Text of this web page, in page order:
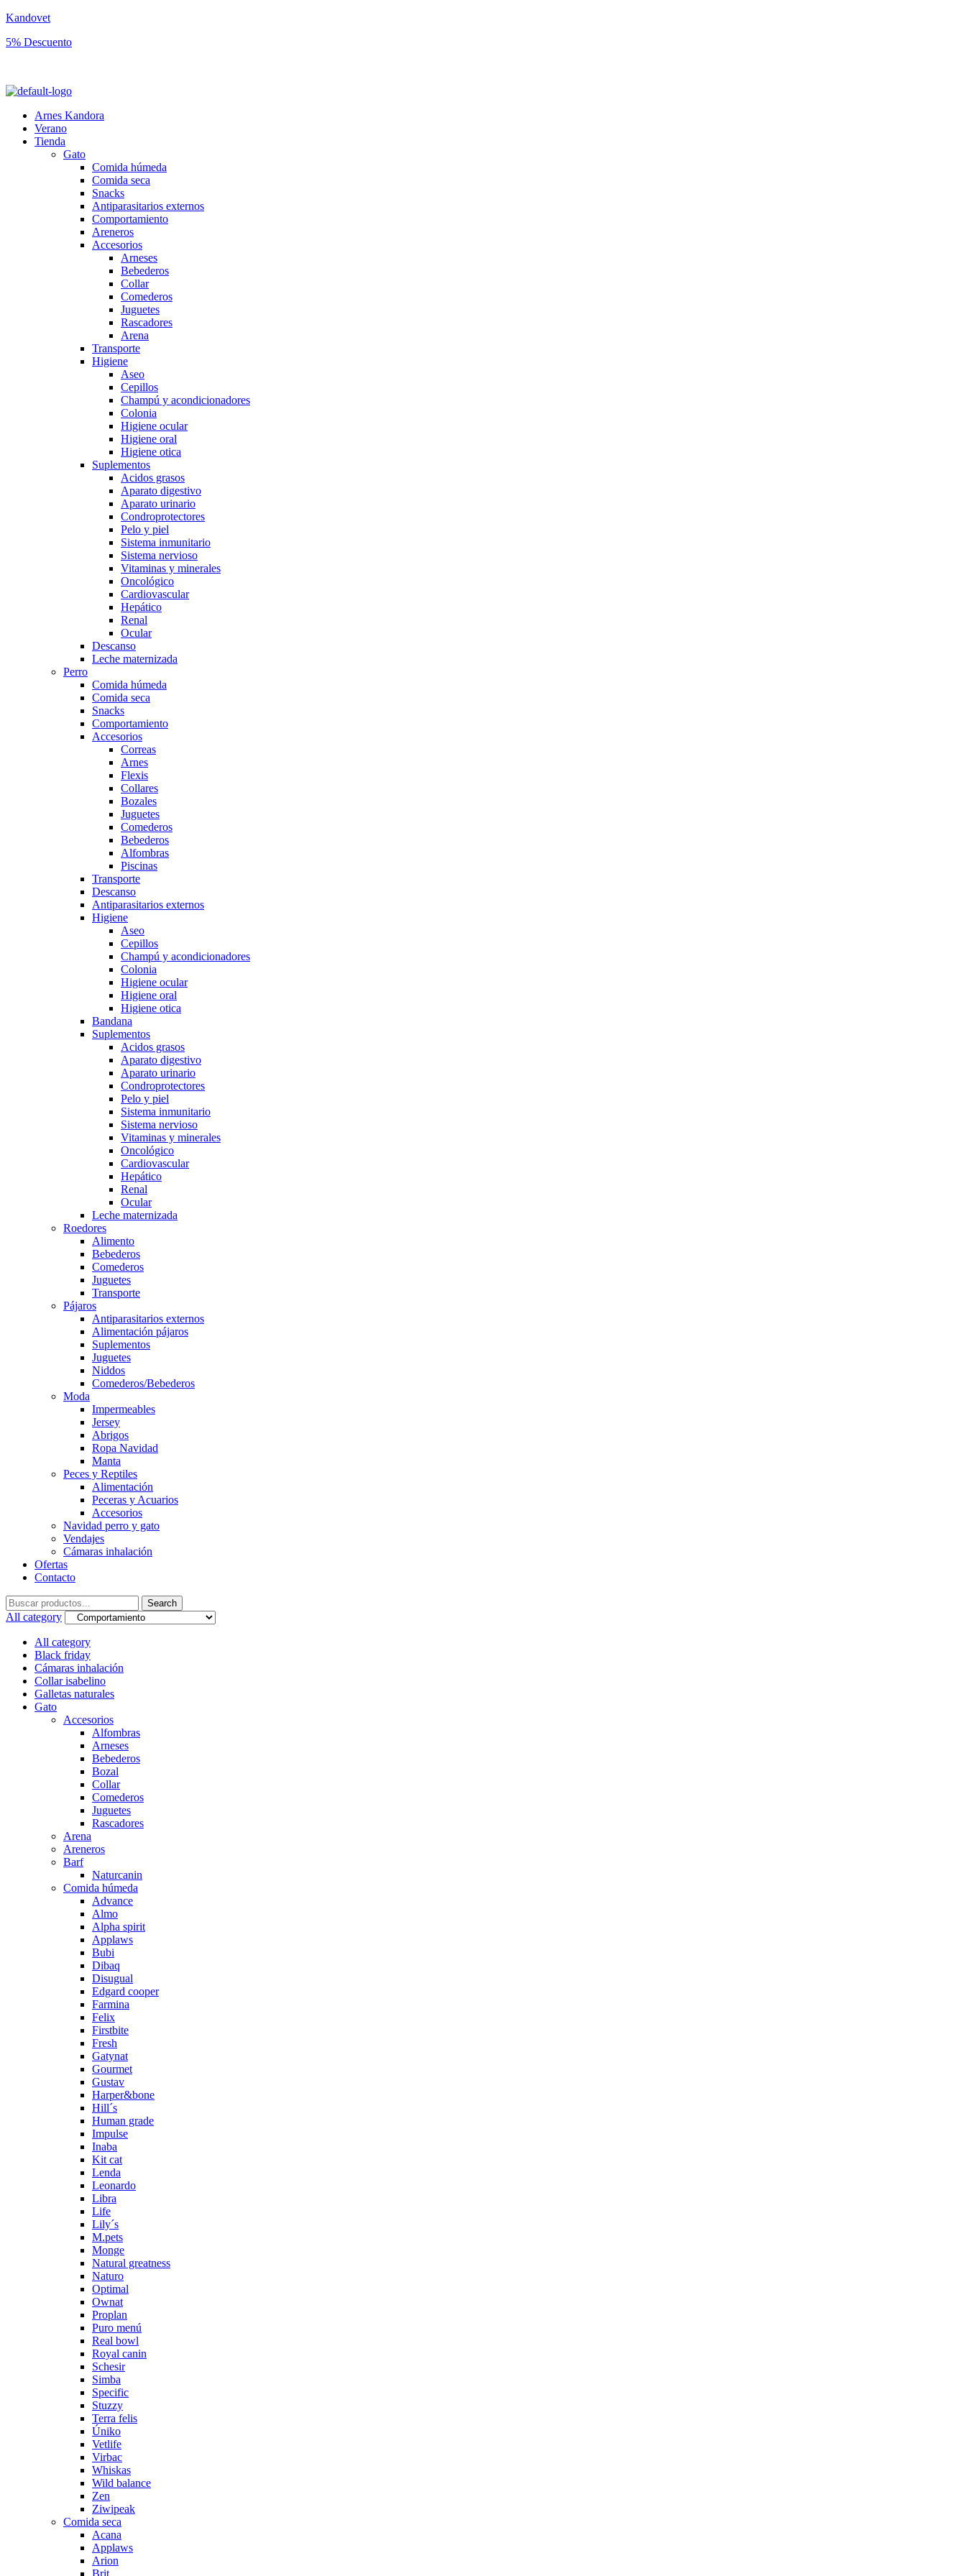
Kandovet
5% Descuento
Arnes Kandora
Verano
Tienda
Gato
Comida húmeda
Comida seca
Snacks
Antiparasitarios externos
Comportamiento
Areneros
Accesorios
Arneses
Bebederos
Collar
Comederos
Juguetes
Rascadores
Arena
Transporte
Higiene
Aseo
Cepillos
Champú y acondicionadores
Colonia
Higiene ocular
Higiene oral
Higiene otica
Suplementos
Acidos grasos
Aparato digestivo
Aparato urinario
Condroprotectores
Pelo y piel
Sistema inmunitario
Sistema nervioso
Vitaminas y minerales
Oncológico
Cardiovascular
Hepático
Renal
Ocular
Descanso
Leche maternizada
Perro
Comida húmeda
Comida seca
Snacks
Comportamiento
Accesorios
Correas
Arnes
Flexis
Collares
Bozales
Juguetes
Comederos
Bebederos
Alfombras
Piscinas
Transporte
Descanso
Antiparasitarios externos
Higiene
Aseo
Cepillos
Champú y acondicionadores
Colonia
Higiene ocular
Higiene oral
Higiene otica
Bandana
Suplementos
Acidos grasos
Aparato digestivo
Aparato urinario
Condroprotectores
Pelo y piel
Sistema inmunitario
Sistema nervioso
Vitaminas y minerales
Oncológico
Cardiovascular
Hepático
Renal
Ocular
Leche maternizada
Roedores
Alimento
Bebederos
Comederos
Juguetes
Transporte
Pájaros
Antiparasitarios externos
Alimentación pájaros
Suplementos
Juguetes
Niddos
Comederos/Bebederos
Moda
Impermeables
Jersey
Abrigos
Ropa Navidad
Manta
Peces y Reptiles
Alimentación
Peceras y Acuarios
Accesorios
Navidad perro y gato
Vendajes
Cámaras inhalación
Ofertas
Contacto
Search
for:
Search
All category
All category
Black friday
Cámaras inhalación
Collar isabelino
Galletas naturales
Gato
Accesorios
Alfombras
Arneses
Bebederos
Bozal
Collar
Comederos
Juguetes
Rascadores
Arena
Areneros
Barf
Naturcanin
Comida húmeda
Advance
Almo
Alpha spirit
Applaws
Bubi
Dibaq
Disugual
Edgard cooper
Farmina
Felix
Firstbite
Fresh
Gatynat
Gourmet
Gustav
Harper&bone
Hill´s
Human grade
Impulse
Inaba
Kit cat
Lenda
Leonardo
Libra
Life
Lily´s
M.pets
Monge
Natural greatness
Naturo
Optimal
Ownat
Proplan
Puro menú
Real bowl
Royal canin
Schesir
Simba
Specific
Stuzzy
Terra felis
Úniko
Vetlife
Virbac
Whiskas
Wild balance
Zen
Ziwipeak
Comida seca
Acana
Applaws
Arion
Brit